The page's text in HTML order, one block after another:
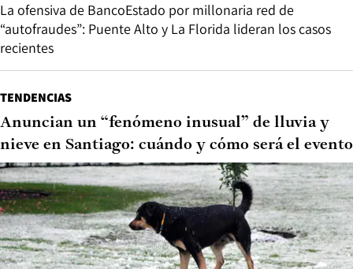
La ofensiva de BancoEstado por millonaria red de
“autofraudes”: Puente Alto y La Florida lideran los casos
recientes
TENDENCIAS
Anuncian un “fenómeno inusual” de lluvia y
nieve en Santiago: cuándo y cómo será el evento